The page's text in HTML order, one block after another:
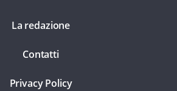
La redazione
Contatti
Privacy Policy